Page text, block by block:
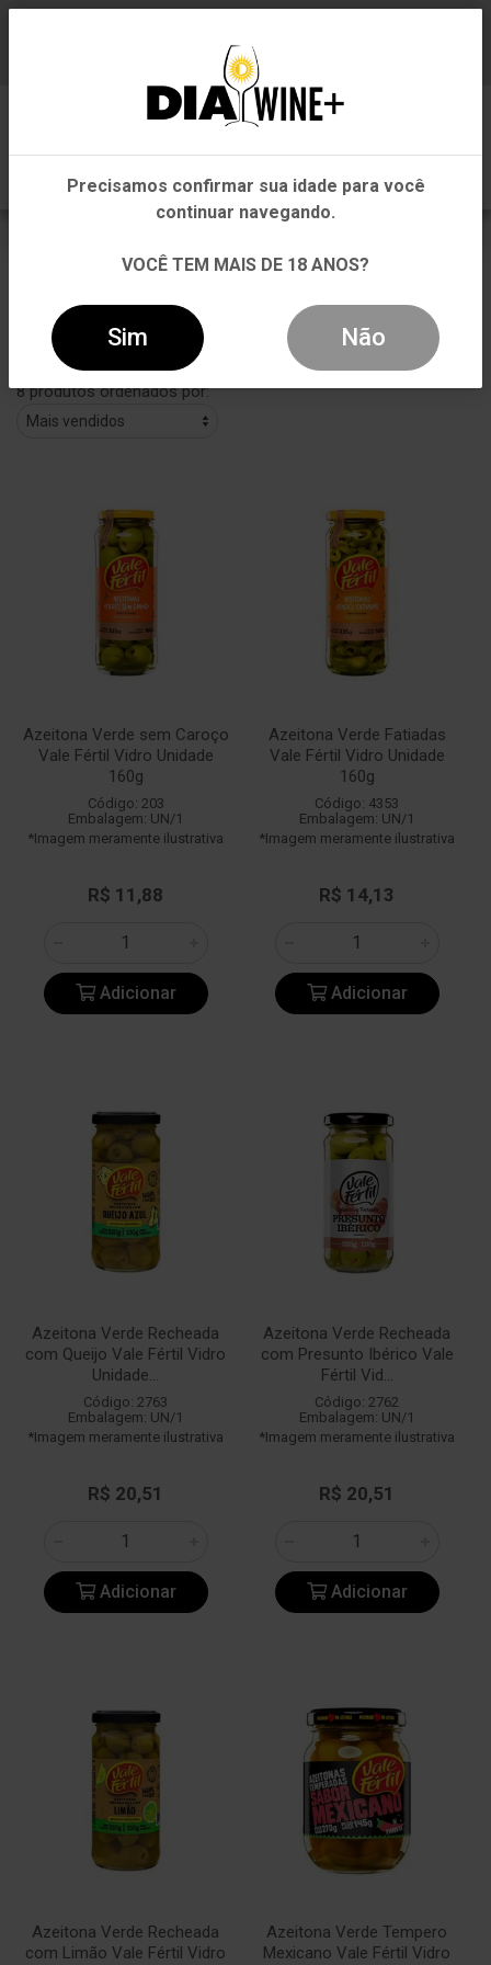
Filtros
8 produtos ordenados por:
Azeitona Verde sem Caroço
Vale Fértil Vidro Unidade
160g
Código: 203
Embalagem: UN/1
*Imagem meramente ilustrativa
R$ 11,88
Adicionar
Azeitona Verde Fatiadas
Vale Fértil Vidro Unidade
160g
Código: 4353
Embalagem: UN/1
*Imagem meramente ilustrativa
R$ 14,13
Adicionar
Azeitona Verde Recheada
com Queijo Vale Fértil Vidro
Unidade...
Código: 2763
Embalagem: UN/1
*Imagem meramente ilustrativa
R$ 20,51
Adicionar
Azeitona Verde Recheada
com Presunto Ibérico Vale
Fértil Vid...
Código: 2762
Embalagem: UN/1
*Imagem meramente ilustrativa
R$ 20,51
Adicionar
Azeitona Verde Recheada
com Limão Vale Fértil Vidro
Azeitona Verde Tempero
Mexicano Vale Fértil Vidro
Em que Estado você está?
Pernambuco
Outros Estados
Precisamos confirmar sua idade para você
continuar navegando.
VOCÊ TEM MAIS DE 18 ANOS?
Sim Não